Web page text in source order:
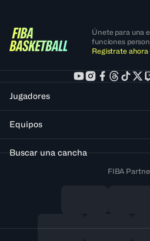
Únete para una
funciones
Regístrate ahora
Jugadores
Equipos
Buscar una cancha
FIBA